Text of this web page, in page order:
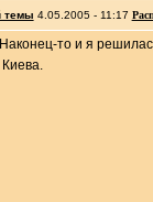
темы 4.05.2005 - 11:17
то и я
Киева.